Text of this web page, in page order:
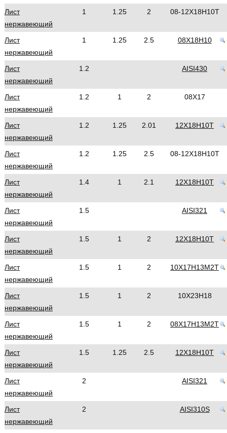
Лист
нержавеющий
1 1.25 2 08-12Х18Н10Т
Лист
нержавеющий
1 1.25 2.5 08Х18Н10
Лист
нержавеющий
1.2 AISI430
Лист
нержавеющий
1.2 1 2 08Х17
Лист
нержавеющий
1.2 1.25 2.01 12Х18Н10Т
Лист
нержавеющий
1.2 1.25 2.5 08-12Х18Н10Т
Лист
нержавеющий
1.4 1 2.1 12Х18Н10Т
Лист
нержавеющий
1.5 AISI321
Лист
нержавеющий
1.5 1 2 12Х18Н10Т
Лист
нержавеющий
1.5 1 2 10Х17Н13М2Т
Лист
нержавеющий
1.5 1 2 10Х23Н18
Лист
нержавеющий
1.5 1 2 08Х17Н13М2Т
Лист
нержавеющий
1.5 1.25 2.5 12Х18Н10Т
Лист
нержавеющий
2 AISI321
Лист
нержавеющий
2 AISI310S